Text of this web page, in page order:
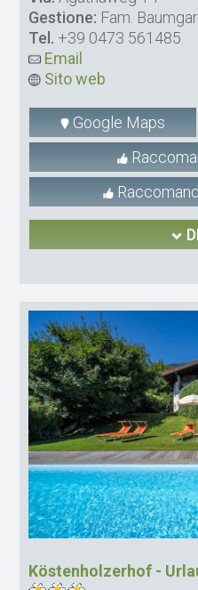
Gestione: Fam.
Tel. +39 0473 561485
Email
Sito web
Google Maps
Köstenholzerhof -